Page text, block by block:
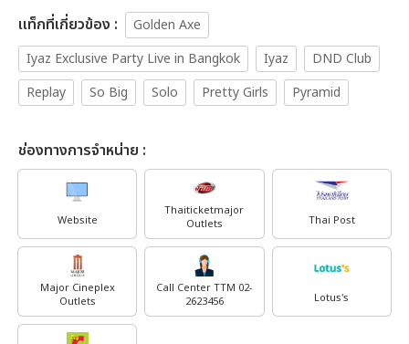
เเท็กที่เกี่ยวข้อง :
Golden Axe
Iyaz Exclusive Party Live in Bangkok
Iyaz
DND Club
Replay
So Big Solo Pretty Girls Pyramid
ช่องทางการจำหน่าย :
Website
Thaiticketmajor
Outlets
Thai Post
Major Cineplex
Outlets
Call Center TTM 02-
2623456
Lotus's